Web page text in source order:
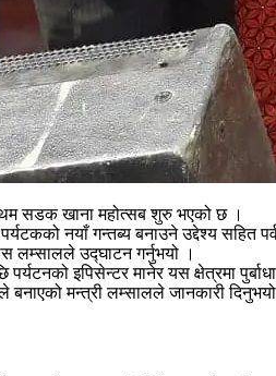
सडक खाना महोत्सब शुरु भएको छ ।
नयाँ गन्तब्य बनाउने उद्देश्य सहित
लम्सालले उद्घाटन गर्नुभयो ।
इपिसेन्टर मानेर यस क्षेत्रमा
मन्त्री लम्सालले जानकारी